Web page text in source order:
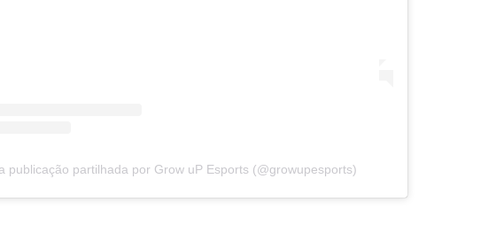
publicação partilhada por Grow uP Esports (@growupesports)